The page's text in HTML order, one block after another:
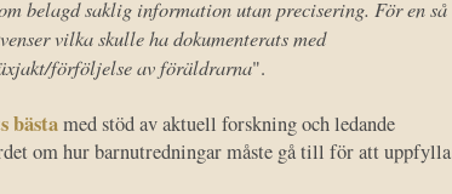
belagd saklig information utan precisering. För en så
vilka skulle ha dokumenterats med
förföljelse av föräldrarna".
bästamed stöd av aktuell forskning och ledande
om hur barnutredningar måste gå till för att uppfylla